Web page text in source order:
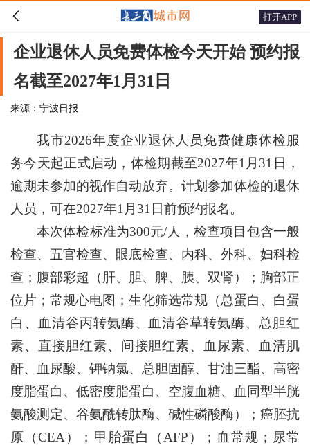
 打开APP
企业退休人员免费体检今天开始 预约报
名截至2027年1月31日
来源：宁波日报
我市2026年度企业退休人员免费健康体检服
务今天起正式启动，体检期截至2027年1月31日，
逾期未参加的视作自动放弃。计划参加体检的退休
人员，可在2027年1月31日前预约报名。
本次体检标准为300元/人，检查项目包含一般
检查、五官检查、眼底检查、内科、外科、妇科检
查；腹部彩超（肝、胆、脾、胰、双肾）；胸部正
位片；常规心电图；生化筛选常规（总蛋白、白蛋
白、血清谷丙转氨酶、血清谷草转氨酶、总胆红
素、直接胆红素、间接胆红素、血尿素、血清肌
酐、血尿酸、钾钠氯、总胆固醇、甘油三酯、高密
度脂蛋白、低密度脂蛋白、空腹血糖、血同型半胱
氨酸测定、谷氨酰转肽酶、碱性磷酸酶）；癌胚抗
原（CEA）；甲胎蛋白（AFP）；血常规；尿常